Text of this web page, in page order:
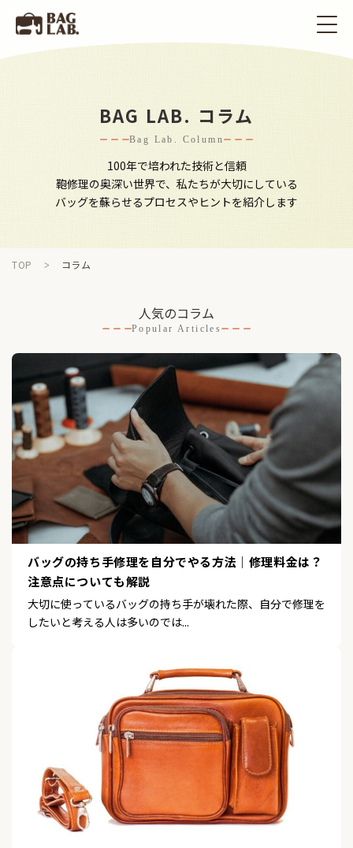
BAG LAB. コラム
Bag Lab. Column
100年で培われた技術と信頼
鞄修理の奥深い世界で、私たちが大切にしている
バッグを蘇らせるプロセスやヒントを紹介します
TOP コラム
人気のコラム
Popular Articles
バッグの持ち手修理を自分でやる方法｜修理料金は？
注意点についても解説
大切に使っているバッグの持ち手が壊れた際、自分で修理を
したいと考える人は多いのでは...